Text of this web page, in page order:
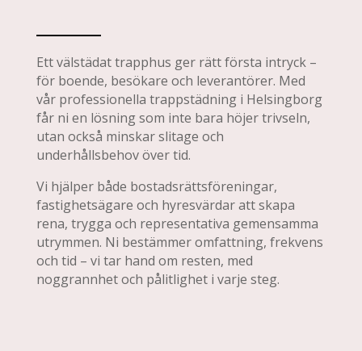
Ett välstädat trapphus ger rätt första intryck –
för boende, besökare och leverantörer. Med
vår professionella trappstädning i Helsingborg
får ni en lösning som inte bara höjer trivseln,
utan också minskar slitage och
underhållsbehov över tid.
Vi hjälper både bostadsrättsföreningar,
fastighetsägare och hyresvärdar att skapa
rena, trygga och representativa gemensamma
utrymmen. Ni bestämmer omfattning, frekvens
och tid – vi tar hand om resten, med
noggrannhet och pålitlighet i varje steg.